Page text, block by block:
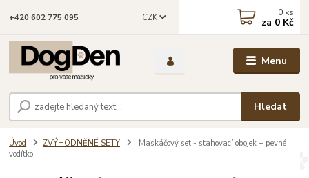
Menu
CZK
Hledat
+420 602 775 095 0 ks
za 0 Kč
Úvod ZVÝHODNĚNÉ SETY
Maskáčový set - stahovací obojek + pevné
vodítko